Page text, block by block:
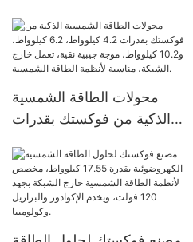
بنصف قطر القطع، بقدرة 545
واط فأكثر |
محولات الطاقة الشمسية
الذكية من فوكستك بقدرات
و10.2 كيلوواط، موجة جيبية
نقية، تعمل خارج الشبكة،
مناسبة لأنظمة الطاقة